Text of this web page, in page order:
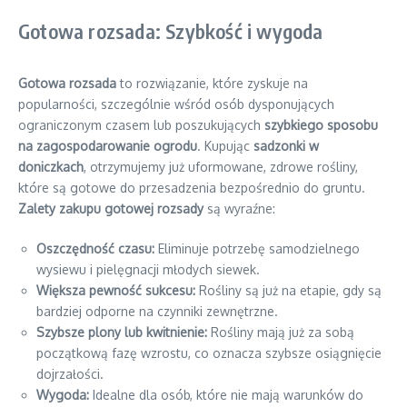
Gotowa rozsada: Szybkość i wygoda
Gotowa rozsadato rozwiązanie, które zyskuje na
popularności, szczególnie wśród osób dysponujących
ograniczonym czasem lub poszukujących szybkiego sposobu
na zagospodarowanie ogrodu. Kupując sadzonki w
doniczkach, otrzymujemy już uformowane, zdrowe rośliny,
które są gotowe do przesadzenia bezpośrednio do gruntu.
Zalety zakupu gotowej rozsadysą wyraźne:
Oszczędność czasu: Eliminuje potrzebę samodzielnego
wysiewu i pielęgnacji młodych siewek.
Większa pewność sukcesu: Rośliny są już na etapie, gdy są
bardziej odporne na czynniki zewnętrzne.
Szybsze plony lub kwitnienie: Rośliny mają już za sobą
początkową fazę wzrostu, co oznacza szybsze osiągnięcie
dojrzałości.
Wygoda: Idealne dla osób, które nie mają warunków do